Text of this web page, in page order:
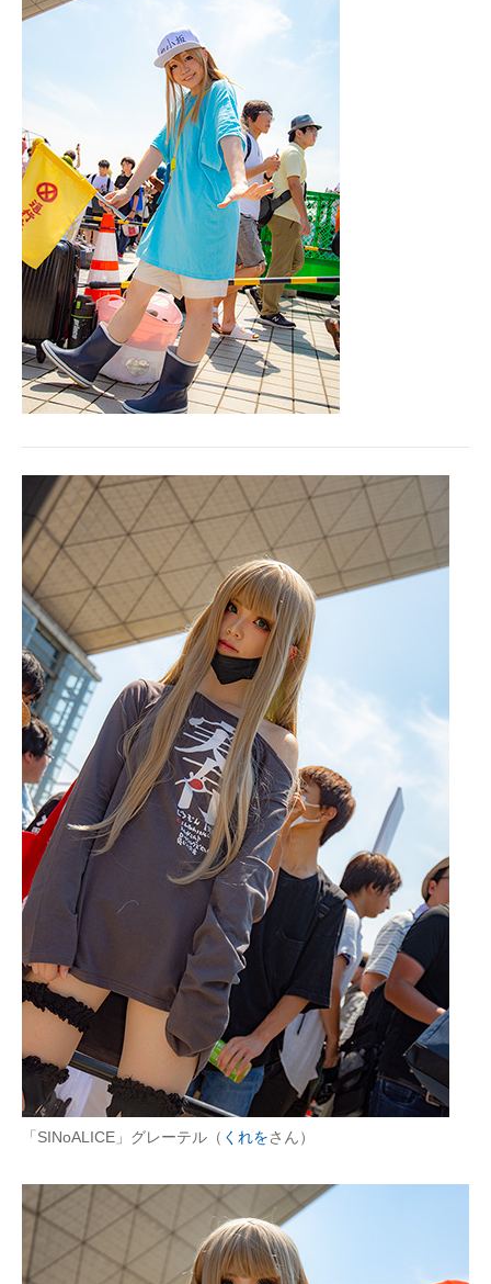
企業向けIT製品の総合サイト
IT製品の技術・比較・事例
製造業のIT導入・活用を支援
モノづくり技術者専門サイト
エレクトロニクス専門サイト
電子設計の基本と応用
エネルギーの専門メディア
建設×テクノロジーの最前線
「SINoALICE」グレーテル（ くれをさん）